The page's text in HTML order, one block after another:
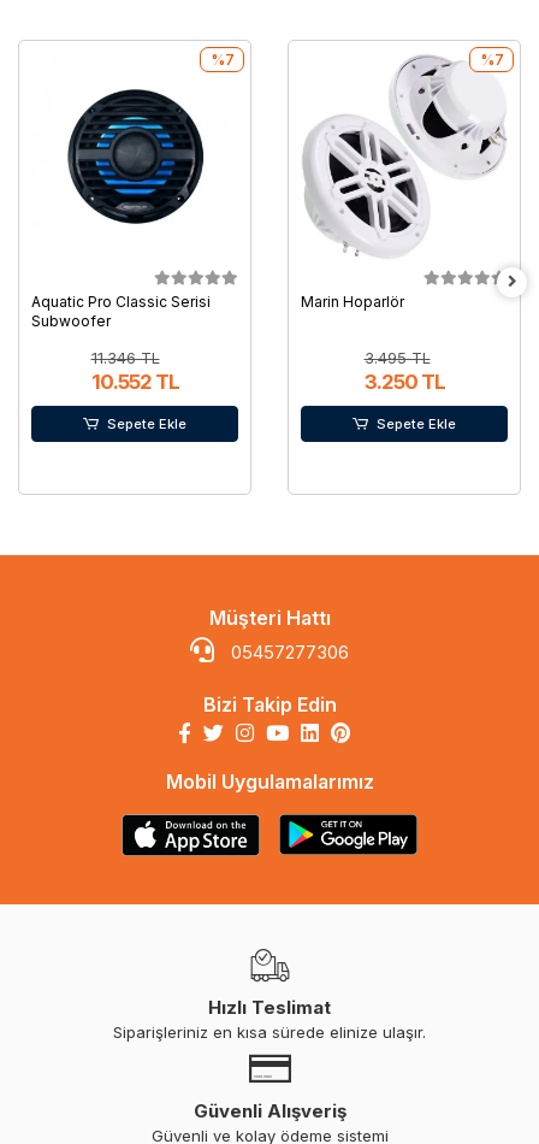
Aquatic Pro Classic Serisi
Subwoofer
11.346 TL
10.552 TL
%7
Sepete Ekle
Marin Hoparlör
3.495 TL
3.250 TL
%7
Sepete Ekle
Müşteri Hattı
05457277306
Bizi Takip Edin
Mobil Uygulamalarımız
Hızlı Teslimat
Siparişleriniz en kısa sürede elinize ulaşır.
Güvenli Alışveriş
Güvenli ve kolay ödeme sistemi